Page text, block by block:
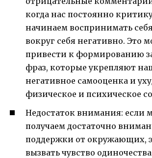
когда нас постоянно
начинаем воспринимать
вокруг себя негативно. Это
привести к формированию
фраз, которые укрепляют
негативное самооценка и
физическое и психическое
Недостаток внимания: если
получаем достаточно
поддержки от окружающих,
вызвать чувство